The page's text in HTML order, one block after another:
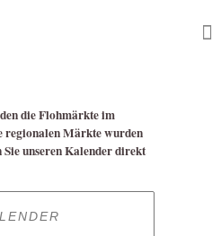
die Flohmärkte im
regionalen Märkte wurden
unseren Kalender direkt